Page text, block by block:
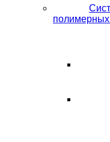
полимерных